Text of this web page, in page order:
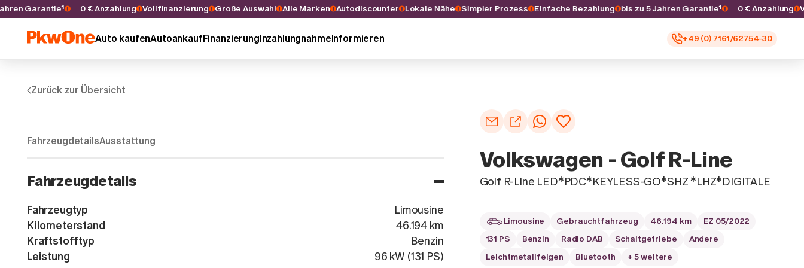
Jahren Garantie¹ 0 € Anzahlung Vollfinanzierung Große Auswahl Alle Marken Autodiscounter Lokale Nähe Simpler Prozess Einfache Bezahlung bis zu 5 Jahren Garantie¹ 0 €
Auto kaufenAutoankaufFinanzierungInzahlungnahmeInformieren +49 (0) 7161/62754-30
Zurück zur Übersicht
FahrzeugdetailsAusstattung
Fahrzeugdetails
Fahrzeugtyp
Limousine
Kilometerstand
46.194 km
Kraftstofftyp
Benzin
Leistung
96 kW (131 PS)
Volkswagen - Golf R-Line
Golf R-Line LED*PDC*KEYLESS-GO*SHZ *LHZ*DIGITALE
Limousine Gebrauchtfahrzeug 46.194 km
EZ 05/2022
131 PS
Benzin Radio DAB Schaltgetriebe
Andere
Leichtmetallfelgen
Bluetooth + 5 weitere